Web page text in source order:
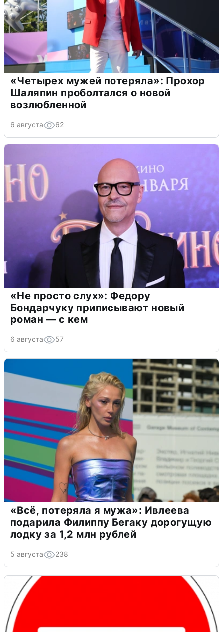
«Четырех мужей потеряла»: Прохор
Шаляпин проболтался о новой
возлюбленной
6 августа 62
«Не просто слух»: Федору
Бондарчуку приписывают новый
роман — с кем
6 августа 57
«Всё, потеряла я мужа»: Ивлеева
подарила Филиппу Бегаку дорогущую
лодку за 1,2 млн рублей
5 августа 238